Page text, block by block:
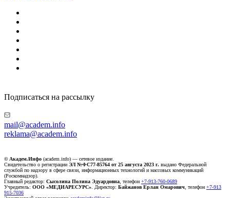
Подписаться на рассылку
mail@academ.info
reklama@academ.info
© Академ.Инфо (academ.info) — сетевое издание.
Свидетельство о регистрации ЭЛ №ФС77-85764 от 25 августа 2023 г. выдано Федеральной
службой по надзору в сфере связи, информационных технологий и массовых коммуникаций
(Роскомнадзор).
Главный редактор: Сысолина Полина Эдуардовна , телефон +7-913-760-0689
Учредитель: ООО «МЕДИАРЕСУРС» . Директор: Байжанов Ерлан Омарович , телефон +7-913
915-7036